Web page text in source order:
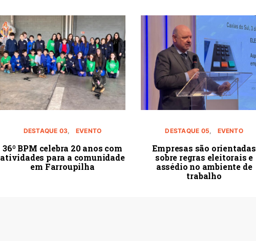
DESTAQUE 03 EVENTO
36º BPM celebra 20 anos com
atividades para a comunidade
em Farroupilha
DESTAQUE 05 EVENTO
Empresas são orientadas
sobre regras eleitorais e
assédio no ambiente de
trabalho